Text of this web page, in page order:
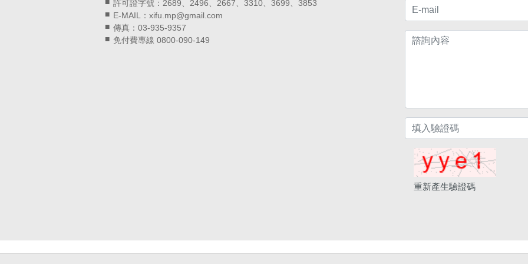
許可證字號：2689、2496、2667、3310、3699、3853
E-MAIL：xifu.mp@gmail.com
傳真：03-935-9357
免付費專線 0800-090-149
重新產生驗證碼